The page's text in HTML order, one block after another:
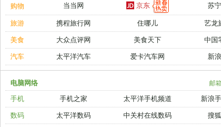
购物
当当网 京东 苏
旅游 携程旅行网 住哪儿
艺龙
美食
大众点评网 美食天下
中国
汽车
太平洋汽车 爱卡汽车网 新
邮
电脑网络
手机
手机之家 太平洋手机频道
新浪
数码
太平洋数码 中关村在线数码
搜